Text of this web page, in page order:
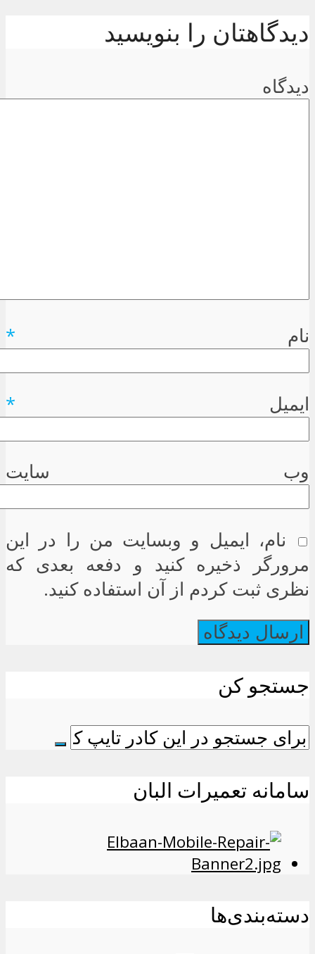
دیدگاهتان را بنویسید
دیدگاه
نام *
ایمیل *
وب سایت
نام، ایمیل و وبسایت من را در این
مرورگر ذخیره کنید و دفعه بعدی که
نظری ثبت کردم از آن استفاده کنید.
جستجو کن
سامانه تعمیرات البان
دسته‌بندی‌ها